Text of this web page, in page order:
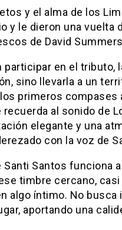
y el alma de los
y le dieron una vuelta
de David
participar en el tributo,
sino llevarla a un
primeros compases
al sonido de
elegante y una
con la voz de
Santi Santos funciona
timbre cercano,
algo íntimo. No busca
aportando una